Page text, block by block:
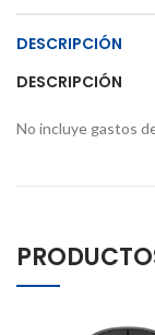
DESCRIPCIÓN
DESCRIPCIÓN
No incluye gastos